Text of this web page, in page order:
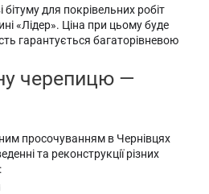
для покрівельних робіт
«Лідер». Ціна при цьому буде
гарантується багаторівневою
черепицю —
просочуванням в Чернівцях
та реконструкції різних